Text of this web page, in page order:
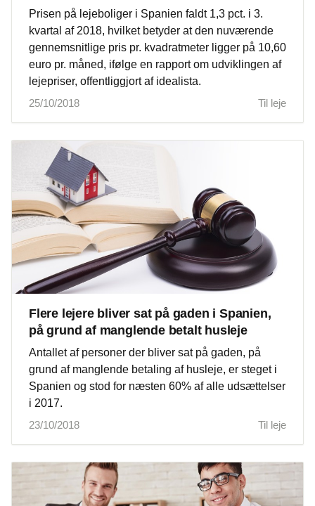
Prisen på lejeboliger i Spanien faldt 1,3 pct. i 3.
kvartal af 2018, hvilket betyder at den nuværende
gennemsnitlige pris pr. kvadratmeter ligger på 10,60
euro pr. måned, ifølge en rapport om udviklingen af
lejepriser, offentliggjort af idealista.
25/10/2018
Til leje
Flere lejere bliver sat på gaden i Spanien,
på grund af manglende betalt husleje
Antallet af personer der bliver sat på gaden, på
grund af manglende betaling af husleje, er steget i
Spanien og stod for næsten 60% af alle udsættelser
i 2017.
23/10/2018
Til leje